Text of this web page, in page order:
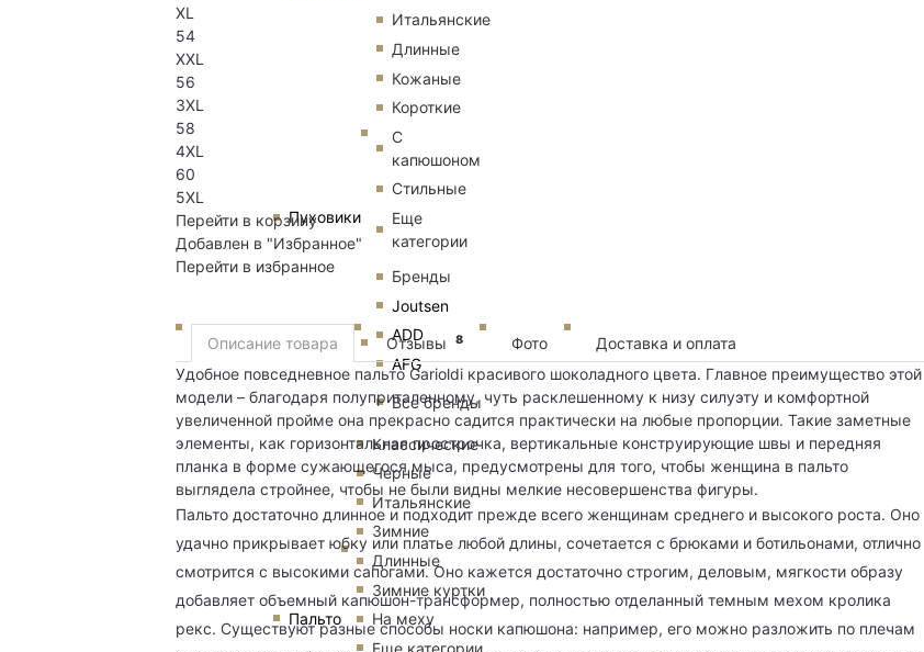
Пуховики
Итальянские
Длинные
Кожаные
Короткие
С
капюшоном
Стильные
Еще
категории
Бренды
Joutsen
ADD
AFG
Все бренды
Пальто
Классические
Черные
Итальянские
Зимние
Длинные
Зимние куртки
На меху
Еще категории
XL
54
XXL
56
3XL
58
4XL
60
5XL
Перейти в корзину
Добавлен в "Избранное"
Перейти в избранное
Описание товара Отзывы 8 Фото
Доставка и оплата
Удобное повседневное пальто Garioldi красивого шоколадного цвета. Главное преимущество этой
модели – благодаря полуприталенному, чуть расклешенному к низу силуэту и комфортной
увеличенной пройме она прекрасно садится практически на любые пропорции. Такие заметные
элементы, как горизонтальная прострочка, вертикальные конструирующие швы и передняя
планка в форме сужающегося мыса, предусмотрены для того, чтобы женщина в пальто
выглядела стройнее, чтобы не были видны мелкие несовершенства фигуры.
Пальто достаточно длинное и подходит прежде всего женщинам среднего и высокого роста. Оно
удачно прикрывает юбку или платье любой длины, сочетается с брюками и ботильонами, отлично
смотрится с высокими сапогами. Оно кажется достаточно строгим, деловым, мягкости образу
добавляет объемный капюшон-трансформер, полностью отделанный темным мехом кролика
рекс. Существуют разные способы носки капюшона: например, его можно разложить по плечам